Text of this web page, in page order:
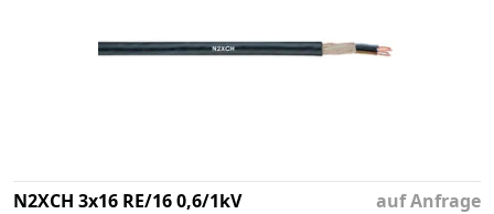
N2XCH 3x16 RE/16 0,6/1kV
auf Anfrage